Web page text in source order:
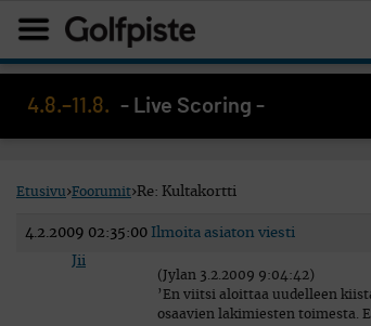
4.8.–11.8. - Live Scoring -
Etusivu›Foorumit›Re: Kultakortti
4.2.2009 02:35:00 Ilmoita asiaton viesti
Jii
(Jylan 3.2.2009 9:04:42)
’En viitsi aloittaa uudelleen
osaavien lakimiesten toimesta.